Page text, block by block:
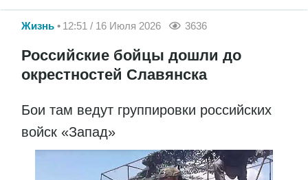
Жизнь 12:51 / 16 Июля 2026 3636
Российские бойцы дошли до
окрестностей Славянска
Бои там ведут группировки российских
войск «Запад»